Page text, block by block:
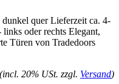
quer Lieferzeit ca. 4-
oder rechts Elegant,
Türen von Tradedoors
(incl. 20% USt. zzgl. Versand)